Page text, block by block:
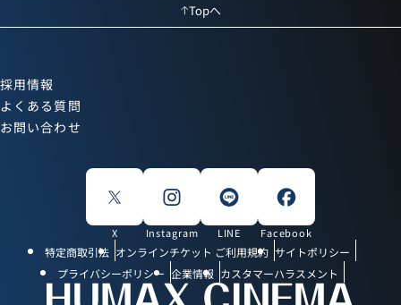
Topへ
採用情報
よくある質問
お問い合わせ
X Instagram LINE Facebook
特定商取引法 オンラインチケット ご利用規約 サイトポリシー
プライバシーポリシー 企業情報 カスタマーハラスメント